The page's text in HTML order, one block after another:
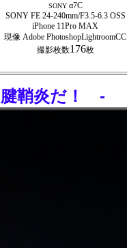
SONY α7C
SONY FE 24-240mm/F3.5-6.3 OSS
iPhone 11Pro MAX
現像 Adobe PhotoshopLightroomCC
撮影枚数176枚
鞘炎だ！ -